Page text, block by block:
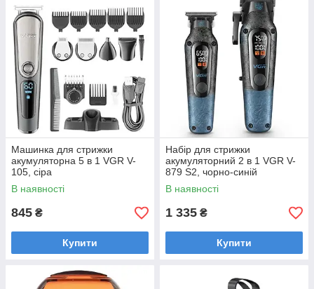
Машинка для стрижки
акумуляторна 5 в 1 VGR V-
105, сіра
В наявності
845 ₴
Купити
Набір для стрижки
акумуляторний 2 в 1 VGR V-
879 S2, чорно-синій
В наявності
1 335 ₴
Купити